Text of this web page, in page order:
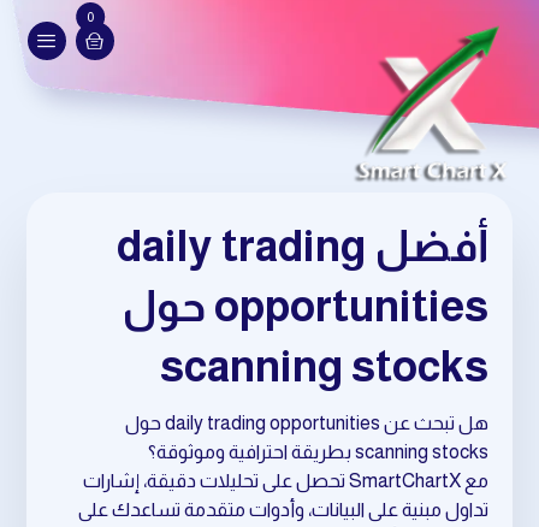
0
أفضل daily trading
opportunities حول
scanning stocks
هل تبحث عن daily trading opportunities حول
scanning stocks بطريقة احترافية وموثوقة؟
مع SmartChartX تحصل على تحليلات دقيقة، إشارات
تداول مبنية على البيانات، وأدوات متقدمة تساعدك على